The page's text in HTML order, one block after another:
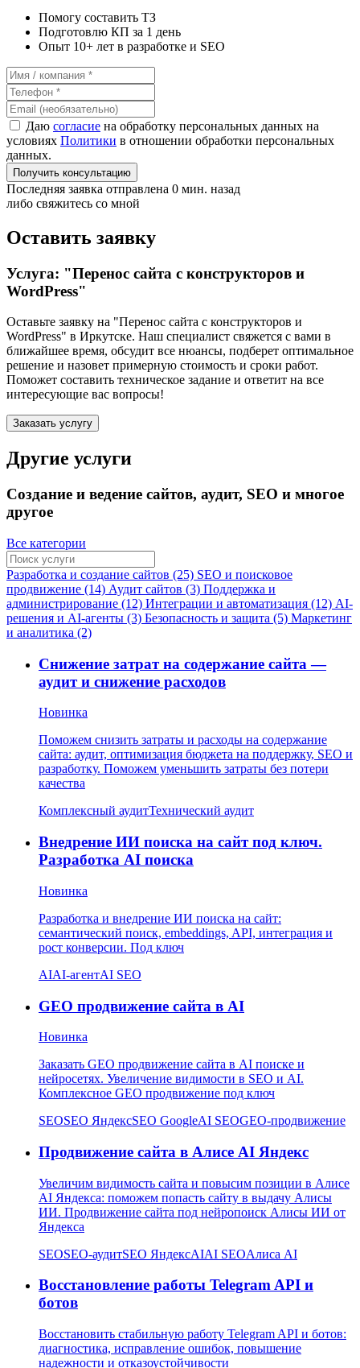
Помогу составить ТЗ
Подготовлю КП за 1 день
Опыт 10+ лет в разработке и SEO
Даю согласие на обработку персональных данных на
условиях Политики в отношении обработки персональных
данных.
Получить консультацию
Последняя заявка отправлена 0 мин. назад
либо свяжитесь со мной
Оставить заявку
Услуга: "Перенос сайта с конструкторов и
WordPress"
Оставьте заявку на "Перенос сайта с конструкторов и
WordPress" в Иркутске. Наш специалист свяжется с вами в
ближайшее время, обсудит все нюансы, подберет оптимальное
решение и назовет примерную стоимость и сроки работ.
Поможет составить техническое задание и ответит на все
интересующие вас вопросы!
Заказать услугу
Другие услуги
Создание и ведение сайтов, аудит, SEO и многое
другое
Все категории
Разработка и создание сайтов (25) SEO и поисковое
продвижение (14) Аудит сайтов (3) Поддержка и
администрирование (12) Интеграции и автоматизация (12) AI-
решения и AI-агенты (3) Безопасность и защита (5) Маркетинг
и аналитика (2)
Снижение затрат на содержание сайта —
аудит и снижение расходов
Новинка
Поможем снизить затраты и расходы на содержание
сайта: аудит, оптимизация бюджета на поддержку, SEO и
разработку. Поможем уменьшить затраты без потери
качества
Комплексный аудитТехнический аудит
Внедрение ИИ поиска на сайт под ключ.
Разработка AI поиска
Новинка
Разработка и внедрение ИИ поиска на сайт:
семантический поиск, embeddings, API, интеграция и
рост конверсии. Под ключ
AIAI-агентAI SEO
GEO продвижение сайта в AI
Новинка
Заказать GEO продвижение сайта в AI поиске и
нейросетях. Увеличение видимости в SEO и AI.
Комплексное GEO продвижение под ключ
SEOSEO ЯндексSEO GoogleAI SEOGEO-продвижение
Продвижение сайта в Алисе AI Яндекс
Увеличим видимость сайта и повысим позиции в Алисе
AI Яндекса: поможем попасть сайту в выдачу Алисы
ИИ. Продвижение сайта под нейропоиск Алисы ИИ от
Яндекса
SEOSEO-аудитSEO ЯндексAIAI SEOАлиса AI
Восстановление работы Telegram API и
ботов
Восстановить стабильную работу Telegram API и ботов:
диагностика, исправление ошибок, повышение
надежности и отказоустойчивости